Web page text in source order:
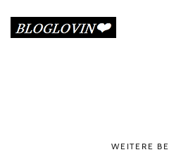
WEITERE